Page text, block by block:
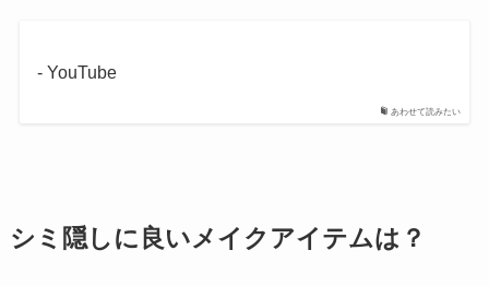
あわせて読みたい
- YouTube
シミ隠しに良いメイクアイテムは？